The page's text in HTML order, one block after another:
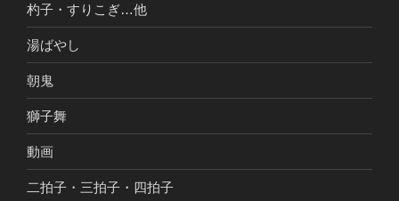
杓子・すりこぎ…他
湯ばやし
朝鬼
獅子舞
動画
二拍子・三拍子・四拍子